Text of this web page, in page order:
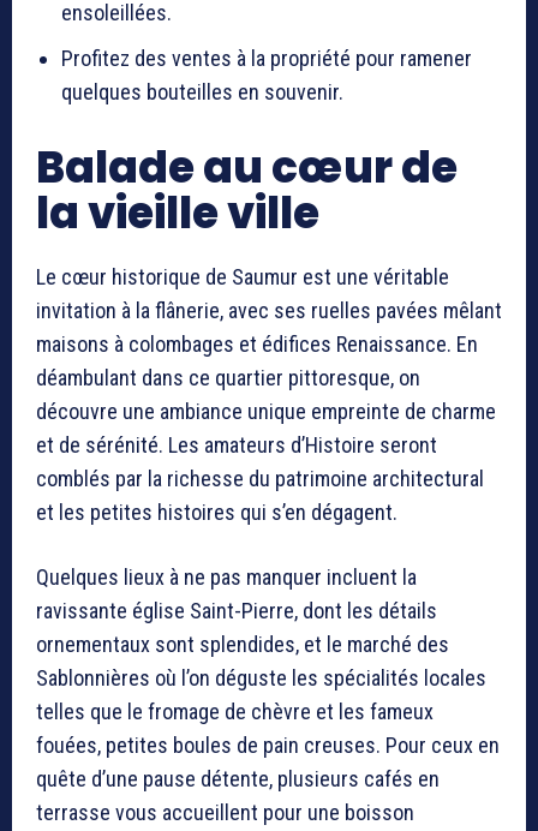
ensoleillées.
Profitez des ventes à la propriété pour ramener
quelques bouteilles en souvenir.
Balade au cœur de
la vieille ville
Le cœur historique de Saumur est une véritable
invitation à la flânerie, avec ses ruelles pavées mêlant
maisons à colombages et édifices Renaissance. En
déambulant dans ce quartier pittoresque, on
découvre une ambiance unique empreinte de charme
et de sérénité. Les amateurs d’Histoire seront
comblés par la richesse du patrimoine architectural
et les petites histoires qui s’en dégagent.
Quelques lieux à ne pas manquer incluent la
ravissante église Saint-Pierre, dont les détails
ornementaux sont splendides, et le marché des
Sablonnières où l’on déguste les spécialités locales
telles que le fromage de chèvre et les fameux
fouées, petites boules de pain creuses. Pour ceux en
quête d’une pause détente, plusieurs cafés en
terrasse vous accueillent pour une boisson